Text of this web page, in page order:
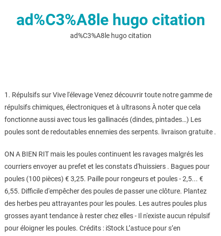
ad%C3%A8le hugo citation
ad%C3%A8le hugo citation
1. Répulsifs sur Vive l'élevage Venez découvrir toute notre gamme de
répulsifs chimiques, électroniques et à ultrasons À noter que cela
fonctionne aussi avec tous les gallinacés (dindes, pintades…) Les
poules sont de redoutables ennemies des serpents. livraison gratuite .
ON A BIEN RIT mais les poules continuent les ravages malgrés les
courriers envoyer au prefet et les constats d'huissiers . Bagues pour
poules (100 pièces) € 3,25. Paille pour rongeurs et poules - 2,5... €
6,55. Difficile d'empêcher des poules de passer une clôture. Plantez
des herbes peu attrayantes pour les poules. Les autres poules plus
grosses ayant tendance à rester chez elles - Il n'existe aucun répulsif
pour éloigner les poules. Crédits : iStock L’astuce pour s’en